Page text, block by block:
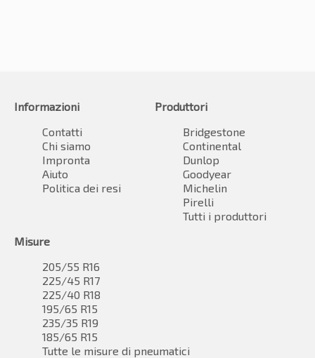
Informazioni
Contatti
Chi siamo
Impronta
Aiuto
Politica dei resi
Produttori
Bridgestone
Continental
Dunlop
Goodyear
Michelin
Pirelli
Tutti i produttori
Misure
205/55 R16
225/45 R17
225/40 R18
195/65 R15
235/35 R19
185/65 R15
Tutte le misure di pneumatici